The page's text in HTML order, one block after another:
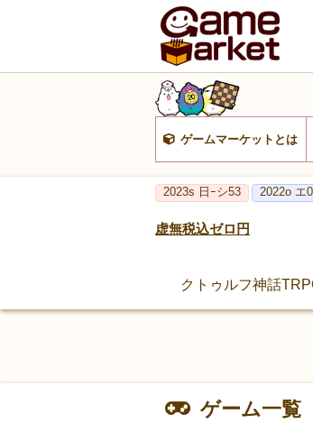
ゲームマーケットとは
2023s 日ｰシ53 2022o エ
虚無税込ゼロ円
クトゥルフ神話
ゲーム一覧